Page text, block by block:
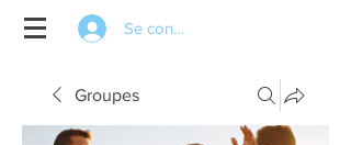
Se connecter
Groupes